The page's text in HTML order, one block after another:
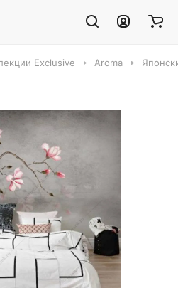
Exclusive Aroma